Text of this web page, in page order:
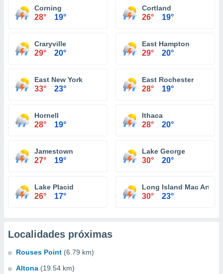
Corning
28° 19°
Cortland
26° 19°
Craryville
29° 20°
East Hampton
29° 20°
East New York
33° 23°
East Rochester
28° 19°
Hornell
28° 19°
Ithaca
28° 20°
Jamestown
27° 19°
Lake George
30° 20°
Lake Placid
26° 17°
Long Island Mac
30° 23°
Localidades próximas
Rouses Point (6.79 km)
Altona (19.54 km)